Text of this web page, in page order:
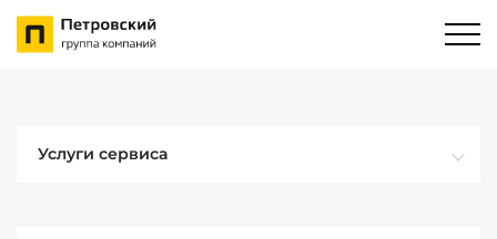
Услуги сервиса